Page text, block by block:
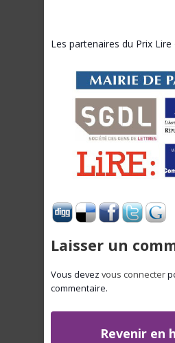
Les partenaires du Prix Lire
Laisser un
Vous devez vous connecter
commentaire.
Revenir en